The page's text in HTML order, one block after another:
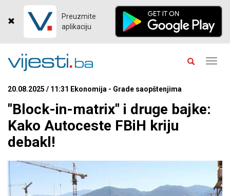
Preuzmite
aplikaciju
20.08.2025 / 11:31 Ekonomija - Grade saopštenjima
"Block-in-matrix" i druge bajke:
Kako Autoceste FBiH kriju
debakl!